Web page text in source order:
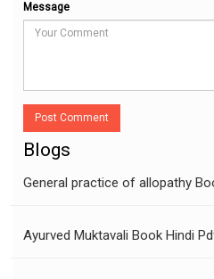
Message
Post Comment
Blogs
General practice of allopathy
Ayurved Muktavali Book Hindi